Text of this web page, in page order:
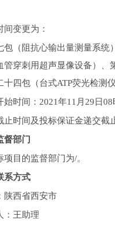
间变更为：
包（阻抗心输出量测量系统
管穿刺用超声显像设备）、
十四包（台式ATP荧光检测仪
始时间：2021年11月29日08
止时间及投标保证金递交截
督部门
项目的监督部门为/。
系方式
陕西省西安市
：王助理